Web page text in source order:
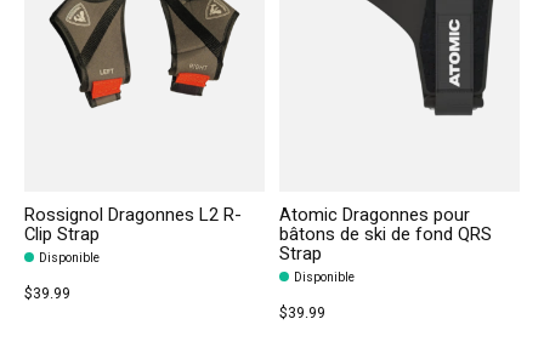
Rossignol Dragonnes L2 R-
Clip Strap
Disponible
$39.99
Atomic Dragonnes pour
bâtons de ski de fond QRS
Strap
Disponible
$39.99